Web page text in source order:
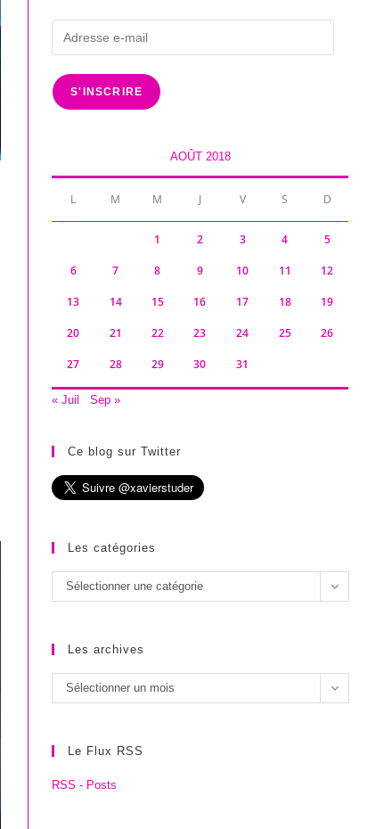
Adresse
e-
mail
S'INSCRIRE
AOÛT 2018
L M M J V S D
1 2 3 4 5
6 7 8 9 10 11 12
13 14 15 16 17 18 19
20 21 22 23 24 25 26
27 28 29 30 31
« Juil Sep »
Ce blog sur Twitter
Les catégories
Les
catégories
Sélectionner une catégorie
Les archives
Les
archives
Sélectionner un mois
Le Flux RSS
RSS - Posts